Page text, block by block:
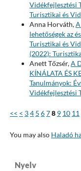
Vidékfejlesztési
Turisztikai és
Anna Horváth,
lehetőségek az
Turisztikai és
(2022):
Anett Tőzsér,A
KÍNÁLATA ÉS
Tanulmányok:
Vidékfejlesztési
<< < 34 5 678 9 10 11
You may also Haladó
Nyelv